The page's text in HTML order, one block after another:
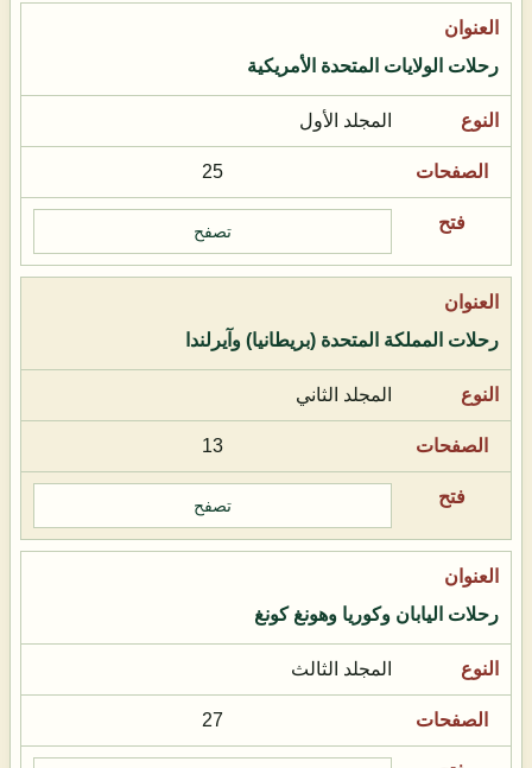
رحلات الولايات المتحدة الأمريكية
المجلد الأول
25
تصفح
رحلات المملكة المتحدة (بريطانيا) وآيرلندا
المجلد الثاني
13
تصفح
رحلات اليابان وكوريا وهونغ كونغ
المجلد الثالث
27